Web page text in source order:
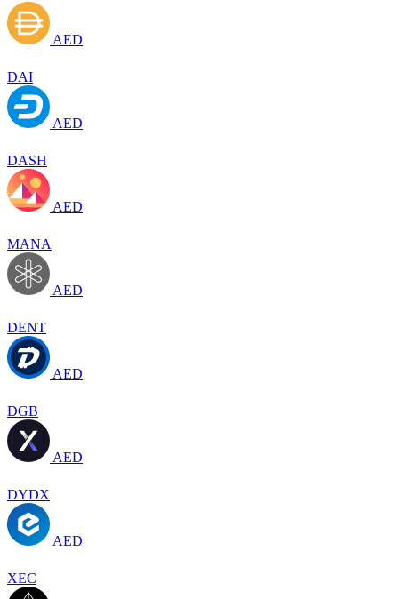
AED
DAI
AED
DASH
AED
MANA
AED
DENT
AED
DGB
AED
DYDX
AED
XEC